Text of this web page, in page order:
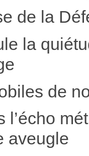
de la
la
de
l’écho
aveugle